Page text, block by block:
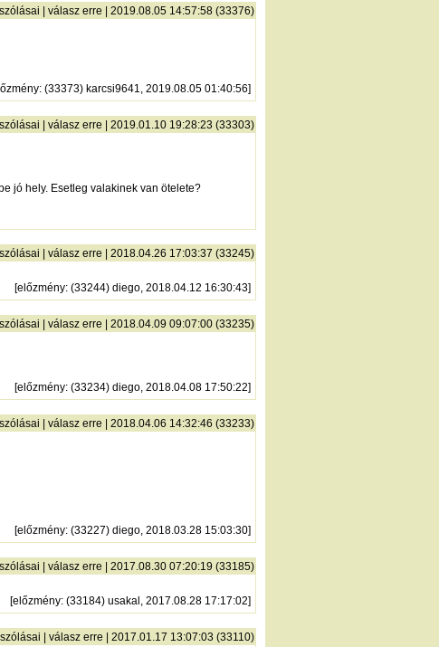
válasz erre | 2019.08.05 14:57:58 (33376)
: (33373) karcsi9641, 2019.08.05 01:40:56]
válasz erre | 2019.01.10 19:28:23 (33303)
jó hely. Esetleg valakinek van ötelete?
válasz erre | 2018.04.26 17:03:37 (33245)
[előzmény: (33244) diego, 2018.04.12 16:30:43]
válasz erre | 2018.04.09 09:07:00 (33235)
[előzmény: (33234) diego, 2018.04.08 17:50:22]
válasz erre | 2018.04.06 14:32:46 (33233)
[előzmény: (33227) diego, 2018.03.28 15:03:30]
válasz erre | 2017.08.30 07:20:19 (33185)
[előzmény: (33184) usakal, 2017.08.28 17:17:02]
válasz erre | 2017.01.17 13:07:03 (33110)